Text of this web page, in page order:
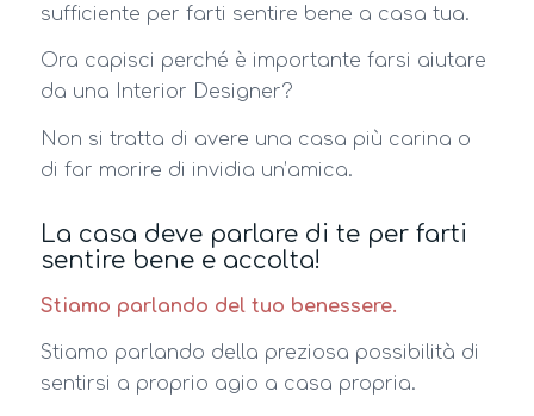
sufficiente per farti sentire bene a casa tua.
Ora capisci perché è importante farsi aiutare
da una Interior Designer?
Non si tratta di avere una casa più carina o
di far morire di invidia un’amica.
La casa deve parlare di te per farti
sentire bene e accolta!
Stiamo parlando del tuo benessere.
Stiamo parlando della preziosa possibilità di
sentirsi a proprio agio a casa propria.